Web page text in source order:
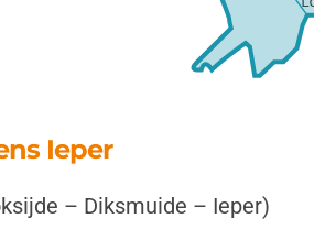
Ieper
– Diksmuide – Ieper)